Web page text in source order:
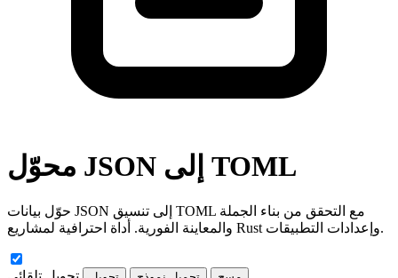
محوّل JSON إلى TOML
حوّل بيانات JSON إلى تنسيق TOML مع التحقق من بناء الجملة
والمعاينة الفورية. أداة احترافية لمشاريع Rust وإعدادات التطبيقات.